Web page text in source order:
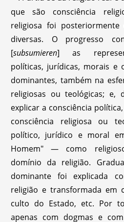
que são consciência
religiosa foi
diversas. O progresso
[subsumieren] as
políticas, jurídicas, morais e
dominantes, também na
religiosas ou teológicas; e,
explicar a consciência
consciência religiosa ou
político, jurídico e moral
Homem" — como
domínio da religião.
dominante foi explicada
religião e transformada em
culto do Estado, etc. Por
apenas com dogmas e